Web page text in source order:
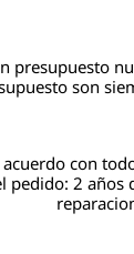
presupuesto
son
acuerdo con
pedido: 2 años